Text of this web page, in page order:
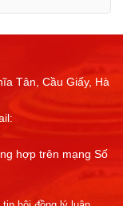
Tân, Cầu Giấy, Hà
hợp trên mạng Số